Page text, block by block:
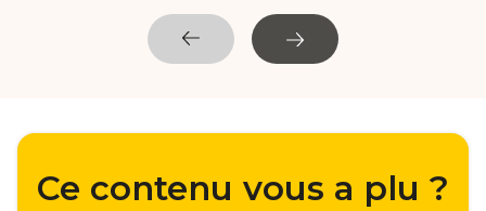
Ce contenu vous a plu ?